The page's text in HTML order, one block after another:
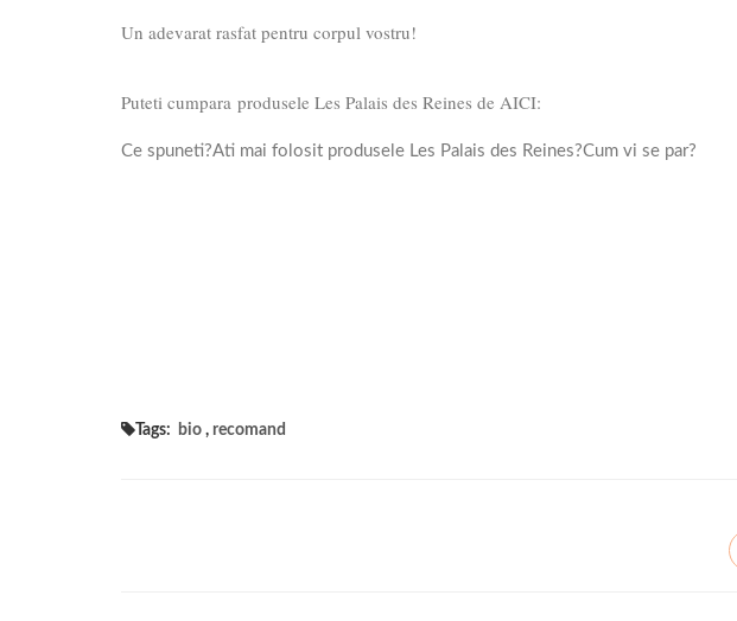
Un adevarat rasfat pentru corpul vostru!
Puteti cumpara produsele Les Palais des Reines de AICI:
Ce spuneti?Ati mai folosit produsele Les Palais des Reines?Cum vi se par?
Tags: bio , recomand